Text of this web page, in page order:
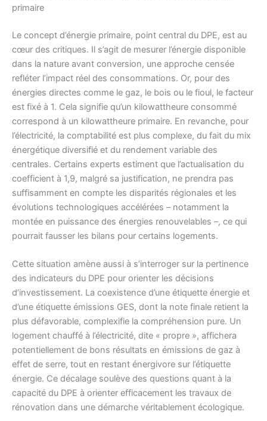
primaire
Le concept d’énergie primaire, point central du DPE, est au
cœur des critiques. Il s’agit de mesurer l’énergie disponible
dans la nature avant conversion, une approche censée
refléter l’impact réel des consommations. Or, pour des
énergies directes comme le gaz, le bois ou le fioul, le facteur
est fixé à 1. Cela signifie qu’un kilowattheure consommé
correspond à un kilowattheure primaire. En revanche, pour
l’électricité, la comptabilité est plus complexe, du fait du mix
énergétique diversifié et du rendement variable des
centrales. Certains experts estiment que l’actualisation du
coefficient à 1,9, malgré sa justification, ne prendra pas
suffisamment en compte les disparités régionales et les
évolutions technologiques accélérées – notamment la
montée en puissance des énergies renouvelables –, ce qui
pourrait fausser les bilans pour certains logements.
Cette situation amène aussi à s’interroger sur la pertinence
des indicateurs du DPE pour orienter les décisions
d’investissement. La coexistence d’une étiquette énergie et
d’une étiquette émissions GES, dont la note finale retient la
plus défavorable, complexifie la compréhension pure. Un
logement chauffé à l’électricité, dite « propre », affichera
potentiellement de bons résultats en émissions de gaz à
effet de serre, tout en restant énergivore sur l’étiquette
énergie. Ce décalage soulève des questions quant à la
capacité du DPE à orienter efficacement les travaux de
rénovation dans une démarche véritablement écologique.